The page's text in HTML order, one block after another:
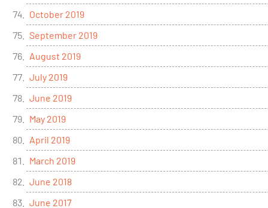
October 2019
September 2019
August 2019
July 2019
June 2019
May 2019
April 2019
March 2019
June 2018
June 2017